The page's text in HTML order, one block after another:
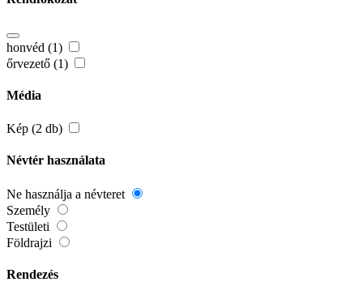
honvéd (1)
őrvezető (1)
Média
Kép (2 db)
Névtér használata
Ne használja a névteret
Személy
Testületi
Földrajzi
Rendezés